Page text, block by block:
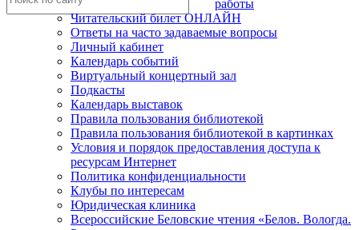
работы
Читательский билет ОНЛАЙН
Ответы на часто задаваемые вопросы
Личный кабинет
Календарь событий
Виртуальный концертный зал
Подкасты
Календарь выставок
Правила пользования библиотекой
Правила пользования библиотекой в картинках
Условия и порядок предоставления доступа к
ресурсам Интернет
Политика конфиденциальности
Клубы по интересам
Юридическая клиника
Всероссийские Беловские чтения «Белов. Вологда.